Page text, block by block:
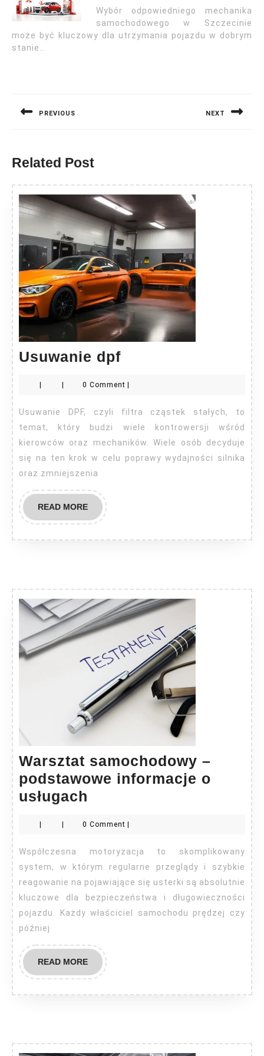
Wybór odpowiedniego mechanika
samochodowego w Szczecinie
może być kluczowy dla utrzymania pojazdu w dobrym
stanie…
PREVIOUS NEXT
Related Post
Usuwanie dpfUsuwanie
0 Comment
Usuwanie DPF, czyli filtra cząstek stałych, to
temat, który budzi wiele kontrowersji wśród
kierowców oraz mechaników. Wiele osób decyduje
się na ten krok w celu poprawy wydajności silnika
oraz zmniejszenia
READ MOREREAD
MORE
Warsztat samochodowy –
podstawowe informacje o
usługach
–
podstawowe
informacje
o
usługach
| | 0 Comment |
Współczesna motoryzacja to skomplikowany
system, w którym regularne przeglądy i szybkie
reagowanie na pojawiające się usterki są absolutnie
kluczowe dla bezpieczeństwa i długowieczności
pojazdu. Każdy właściciel samochodu prędzej czy
później
READ MOREREAD
MORE